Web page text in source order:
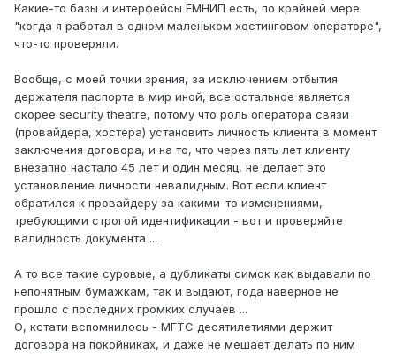
Какие-то базы и интерфейсы ЕМНИП есть, по крайней мере
"когда я работал в одном маленьком хостинговом операторе",
что-то проверяли.
Вообще, с моей точки зрения, за исключением отбытия
держателя паспорта в мир иной, все остальное является
скорее security theatre, потому что роль оператора связи
(провайдера, хостера) установить личность клиента в момент
заключения договора, и на то, что через пять лет клиенту
внезапно настало 45 лет и один месяц, не делает это
установление личности невалидным. Вот если клиент
обратился к провайдеру за какими-то изменениями,
требующими строгой идентификации - вот и проверяйте
валидность документа ...
А то все такие суровые, а дубликаты симок как выдавали по
непонятным бумажкам, так и выдают, года наверное не
прошло с последних громких случаев ...
О, кстати вспомнилось - МГТС десятилетиями держит
договора на покойниках, и даже не мешает делать по ним